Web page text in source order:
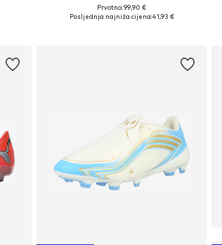
Dostupne veličine: 42,5, 43, 44, 44,5
Prvotno: 99,90 €
Posljednja najniža cijena:41,93 €